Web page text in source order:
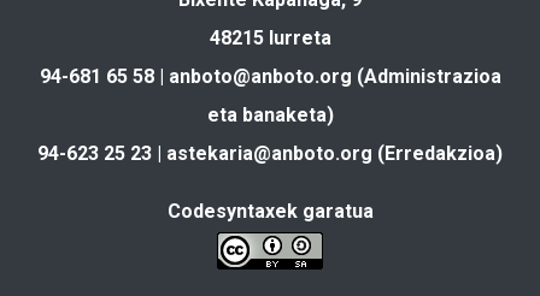
48215 Iurreta
94-681 65 58 | anboto@anboto.org (Administrazioa
eta banaketa)
94-623 25 23 | astekaria@anboto.org (Erredakzioa)
Codesyntaxek garatua